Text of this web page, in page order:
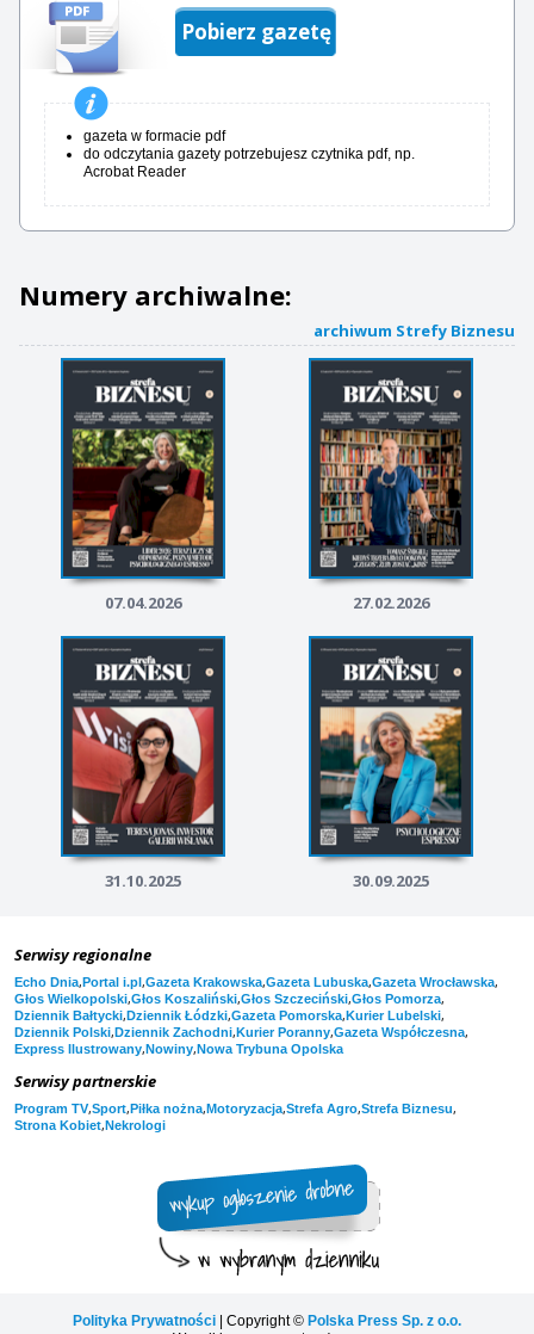
Pobierz gazetę
gazeta w formacie pdf
do odczytania gazety potrzebujesz czytnika pdf, np.
Acrobat Reader
Numery archiwalne:
archiwum Strefy Biznesu
07.04.2026 27.02.2026
31.10.2025 30.09.2025
Serwisy regionalne
Echo Dnia,Portal i.pl,Gazeta Krakowska,Gazeta Lubuska,Gazeta Wrocławska,
Głos Wielkopolski,Głos Koszaliński,Głos Szczeciński,Głos Pomorza,
Dziennik Bałtycki,Dziennik Łódzki,Gazeta Pomorska,Kurier Lubelski,
Dziennik Polski,Dziennik Zachodni,Kurier Poranny,Gazeta Współczesna,
Express Ilustrowany,Nowiny,Nowa Trybuna Opolska
Serwisy partnerskie
Program TV,Sport,Piłka nożna,Motoryzacja,Strefa Agro,Strefa Biznesu,
Strona Kobiet,Nekrologi
Polityka Prywatności | Copyright © Polska Press Sp. z o.o.